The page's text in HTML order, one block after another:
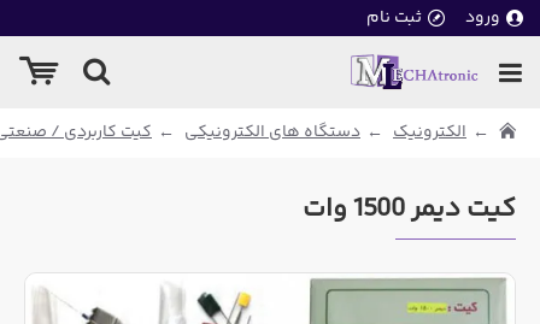
ورود ثبت نام
الکترونیک دستگاه های الکترونیکی کیت کاربردی /
کیت دیمر 1500 وات